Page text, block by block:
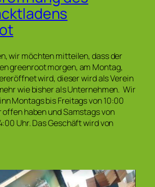
wir möchten mitteilen, dass der
greenroot morgen, am Montag,
wird, dieser wird als Verein
wie bisher als Unternehmen. Wir
Montags bis Freitags von 10:00
offen haben und Samstags von
Uhr. Das Geschäft wird von